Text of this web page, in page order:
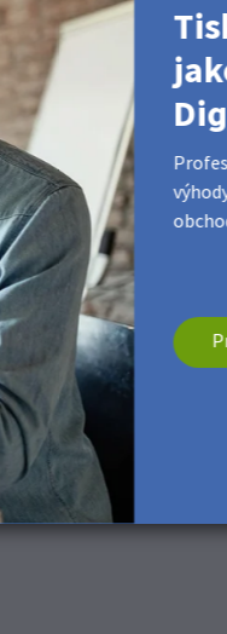
desky a přitiskněte
ploše po dobu nejméně